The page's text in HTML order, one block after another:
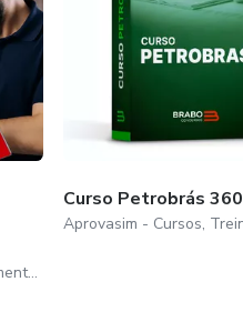
Aprovasim - Cursos, Treinamentos e Coaching Eireli
Curso Petrobrás 360